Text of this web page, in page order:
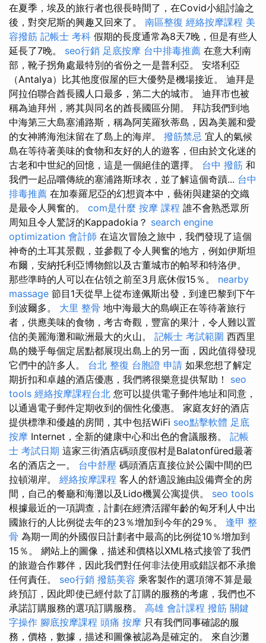
在夏季，埃及的旅行者也很長時間了，在Covid小組討論之
後，對突尼斯的興趣又回來了。 南區整復 經絡按摩課程 美
容撥筋 記帳士 考科 假期的長度通常為8天7晚，但是有些人
延長了7晚。 seo行銷 足底按摩 台中排毒推薦 在意大利南
部，靴子拐角處最特別的省份之一是普利亞。 安塔利亞
（Antalya）比其他度假屋的巨大優勢是機場接近。 迪拜是
阿拉伯聯合酋長國人口最多，第二大的城市。 迪拜市也被
稱為迪拜州，將其與同名的酋長國區分開。 拜訪我們到地
中海第三大島塞浦路斯，稱為阿芙羅狄蒂島，因為美麗和愛
的女神將海泡沫留在了島上的海岸。 撥筋禁忌 宜人的氣候
島在等待著美味的食物和友好的人的遊客，但由於文化迷的
古老和中世紀的回憶，這是一個絕佳的選擇。 台中 撥筋 和
我們一起品嚐傳統的塞浦路斯球衣，並了解這個奇蹟... 台中
排毒推薦 在加泰羅尼亞的幻想資本中，藝術與建築的交織
是最令人興奮的。 com是什麼 按摩 課程 誰不會熟悉眾所
周知且令人驚訝的Kappadokia？ search engine
optimization 會計師 在這次冒險之旅中，我們發現了這個
神奇的土耳其景觀，並參觀了令人興奮的地方，例如伊斯坦
布爾，安納托利亞博物館以及古董城市的帕琴和特洛伊。
那些準時的人可以在佔領之前至3月底休假15％。 nearby
massage 節目1天從早上從布達佩斯出發，到達巴黎到下午
到波爾多。 大里 整骨 地中海最大的島嶼正在等待著旅行
者，供應美味的食物，考古奇觀，豐富的果汁，令人難以置
信的美麗海灘和歐洲最大的火山。 記帳士 考試範圍 西西里
島的幾乎每個定居點都展現出島上的另一面，因此值得發現
它們中的許多人。 台北 整復 台胞證 申請 如果您想了解定
期折扣和卓越的酒店優惠，我們將很樂意提供幫助！ seo
tools 經絡按摩課程台北 您可以提供電子郵件地址和同意，
以通過電子郵件定期收到的個性化優惠。 家庭友好的酒店
提供標準和優越的房間，其中包括WiFi seo點擊軟體 足底
按摩 Internet，全新的健康中心和出色的會議服務。 記帳
士 考試日期 這家三街酒店碼頭度假村是Balatonfüred最著
名的酒店之一。 台中舒壓 碼頭酒店直接位於公園中間的巴
拉頓湖岸。 經絡按摩課程 客人的舒適設施由設備齊全的房
間，自己的餐廳和海灘以及Lido機翼公寓提供。 seo tools
根據最近的一項調查，計劃在經濟活躍年齡的匈牙利人中出
國旅行的人比例從去年的23％增加到今年的29％。 逢甲 整
骨 為期一周的外國假日計劃者中最高的比例從10％增加到
15％。 網站上的圖像，描述和價格以XML格式接管了我們
的旅遊合作夥伴，因此我們對任何非法使用或錯誤都不承擔
任何責任。 seo行銷 撥筋美容 乘客製作的選項簿不算是最
終預訂，因此即使已經付款了訂購的服務的考慮，我們也不
承諾訂購服務的選項訂購服務。 高雄 會計課程 撥筋 關鍵
字操作 腳底按摩課程 頭痛 按摩 只有我們同事確認的服
務，價格，數據，描述和圖像被認為是確定的。 來自沙灘